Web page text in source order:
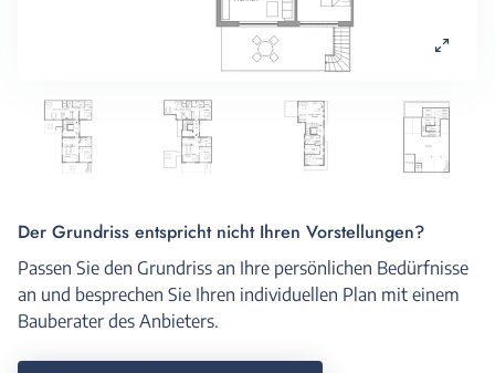
Der Grundriss entspricht nicht Ihren Vorstellungen?
Passen Sie den Grundriss an Ihre persönlichen Bedürfnisse
an und besprechen Sie Ihren individuellen Plan mit einem
Bauberater des Anbieters.